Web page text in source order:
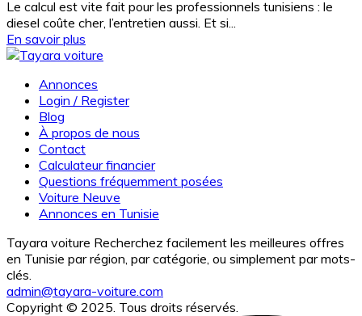
Le calcul est vite fait pour les professionnels tunisiens : le
diesel coûte cher, l’entretien aussi. Et si...
En savoir plus
Annonces
Login / Register
Blog
À propos de nous
Contact
Calculateur financier
Questions fréquemment posées
Voiture Neuve
Annonces en Tunisie
Tayara voiture Recherchez facilement les meilleures offres
en Tunisie par région, par catégorie, ou simplement par mots-
clés.
admin@tayara-voiture.com
Copyright © 2025. Tous droits réservés.